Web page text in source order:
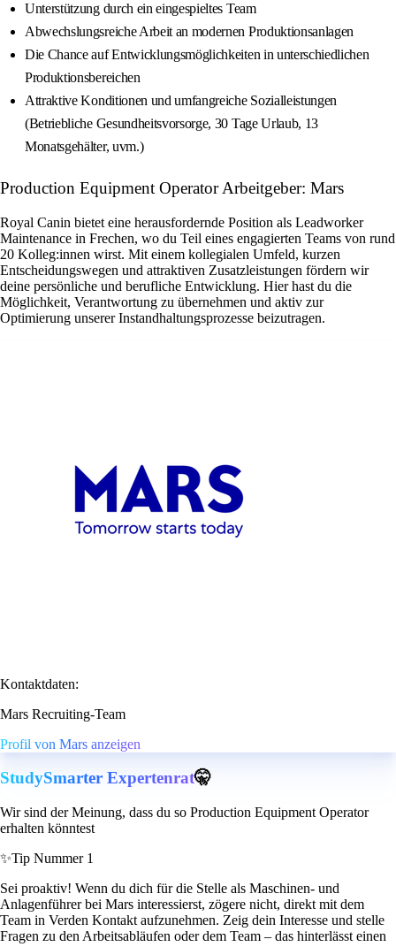
Unterstützung durch ein eingespieltes Team
Abwechslungsreiche Arbeit an modernen Produktionsanlagen
Die Chance auf Entwicklungsmöglichkeiten in unterschiedlichen
Produktionsbereichen
Attraktive Konditionen und umfangreiche Sozialleistungen
(Betriebliche Gesundheitsvorsorge, 30 Tage Urlaub, 13
Monatsgehälter, uvm.)
Production Equipment Operator Arbeitgeber: Mars
Royal Canin bietet eine herausfordernde Position als Leadworker
Maintenance in Frechen, wo du Teil eines engagierten Teams von rund
20 Kolleg:innen wirst. Mit einem kollegialen Umfeld, kurzen
Entscheidungswegen und attraktiven Zusatzleistungen fördern wir
deine persönliche und berufliche Entwicklung. Hier hast du die
Möglichkeit, Verantwortung zu übernehmen und aktiv zur
Optimierung unserer Instandhaltungsprozesse beizutragen.
Kontaktdaten:
Mars Recruiting-Team
Profil von Mars anzeigen
StudySmarter Expertenrat🤫
Wir sind der Meinung, dass du so Production Equipment Operator
erhalten könntest
✨Tip Nummer 1
Sei proaktiv! Wenn du dich für die Stelle als Maschinen- und
Anlagenführer bei Mars interessierst, zögere nicht, direkt mit dem
Team in Verden Kontakt aufzunehmen. Zeig dein Interesse und stelle
Fragen zu den Arbeitsabläufen oder dem Team – das hinterlässt einen